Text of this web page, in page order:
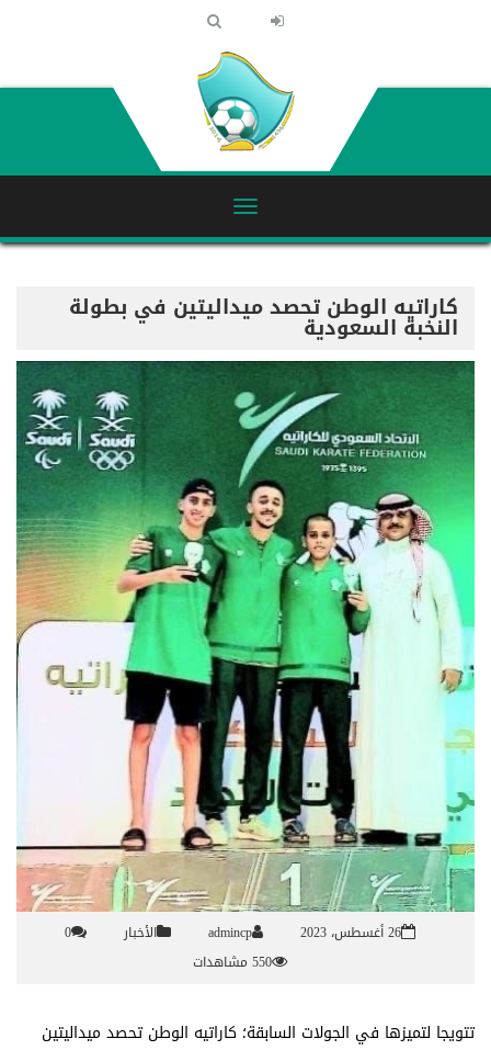
كاراتيه الوطن تحصد ميداليتين في بطولة
النخبة السعودية
26 أغسطس، 2023 admincp الأخبار
0
550 مشاهدات
تتويجا لتميزها في الجولات السابقة؛ كاراتيه الوطن تحصد ميداليتين